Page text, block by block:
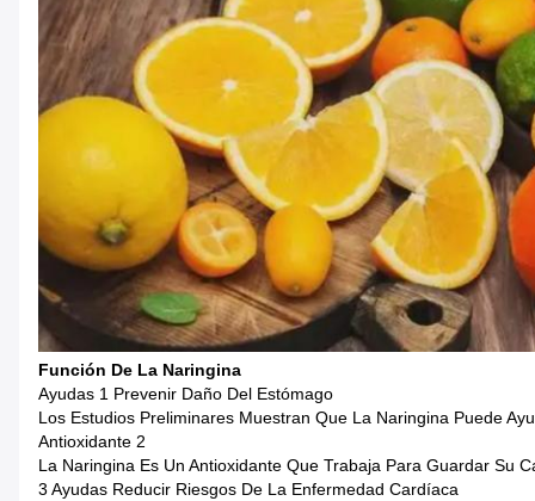
Función De La Naringina
Ayudas 1 Prevenir Daño Del Estómago
Los Estudios Preliminares Muestran Que La Naringina Puede
Antioxidante 2
La Naringina Es Un Antioxidante Que Trabaja Para Guardar Su
3 Ayudas Reducir Riesgos De La Enfermedad Cardíaca